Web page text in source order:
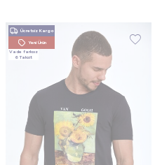
Ücretsiz Kargo
Yeni Ürün
Vade farksız
6 Taksit